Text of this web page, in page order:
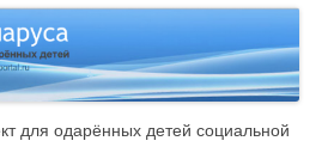
для одарённых детей cоциальной